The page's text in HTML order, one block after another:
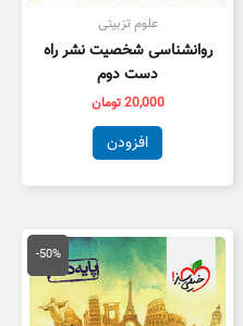
علوم تزبیتی
روانشناسی شخصیت نشر راه
دست دوم
20,000تومان
افزودن
-50%
قیمت
اصلی
50,000 تومان
بود.
قیمت
فعلی
است.